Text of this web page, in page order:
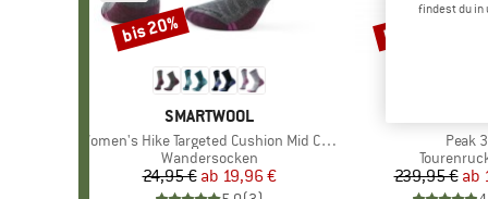
MARKE
SMARTWOOL
Artikel
Women's Hike Targeted Cushion Mid Crew Socks
Produktgruppe
Wandersocken
Preis
24,95 € reduzierter Preis
ab 19,96 €
Rabatt
bis 20%
Artikel
Peak
239,95 € ab
Rabatt
bis 25%
findest du in